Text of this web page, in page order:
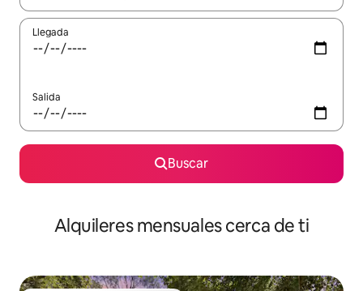
Llegada
Salida
Buscar
Alquileres mensuales cerca de ti